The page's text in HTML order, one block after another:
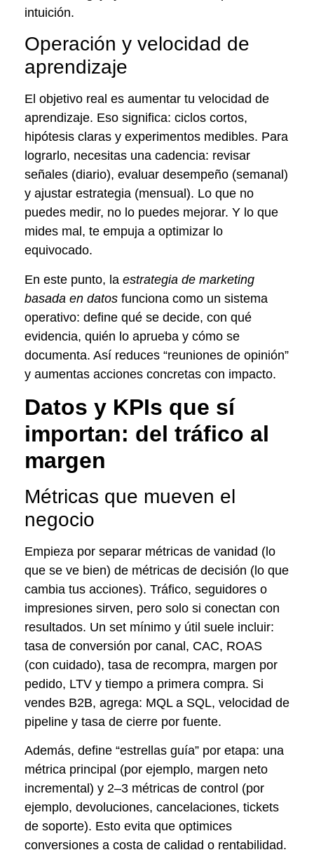
intuición.
Operación y velocidad de
aprendizaje
El objetivo real es aumentar tu velocidad de
aprendizaje. Eso significa: ciclos cortos,
hipótesis claras y experimentos medibles. Para
lograrlo, necesitas una cadencia: revisar
señales (diario), evaluar desempeño (semanal)
y ajustar estrategia (mensual). Lo que no
puedes medir, no lo puedes mejorar. Y lo que
mides mal, te empuja a optimizar lo
equivocado.
En este punto, la estrategia de marketing
basada en datos funciona como un sistema
operativo: define qué se decide, con qué
evidencia, quién lo aprueba y cómo se
documenta. Así reduces “reuniones de opinión”
y aumentas acciones concretas con impacto.
Datos y KPIs que sí
importan: del tráfico al
margen
Métricas que mueven el
negocio
Empieza por separar métricas de vanidad (lo
que se ve bien) de métricas de decisión (lo que
cambia tus acciones). Tráfico, seguidores o
impresiones sirven, pero solo si conectan con
resultados. Un set mínimo y útil suele incluir:
tasa de conversión por canal, CAC, ROAS
(con cuidado), tasa de recompra, margen por
pedido, LTV y tiempo a primera compra. Si
vendes B2B, agrega: MQL a SQL, velocidad de
pipeline y tasa de cierre por fuente.
Además, define “estrellas guía” por etapa: una
métrica principal (por ejemplo, margen neto
incremental) y 2–3 métricas de control (por
ejemplo, devoluciones, cancelaciones, tickets
de soporte). Esto evita que optimices
conversiones a costa de calidad o rentabilidad.